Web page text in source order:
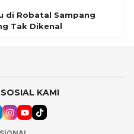
di Robatal Sampang
Tak Dikenal
KAMI